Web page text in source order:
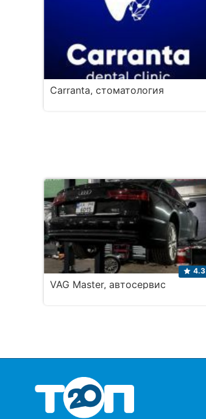
Carranta, стоматология
4.3
VAG Master, автосервис